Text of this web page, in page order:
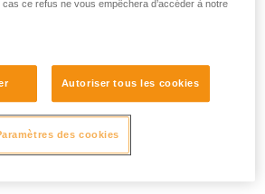
ce refus ne vous empêchera d’accéder à notre
Autoriser tous les cookies
des cookies